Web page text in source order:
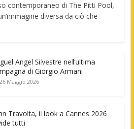
contemporaneo di The Pitti Pool,
diversa da ciò che
Angel Silvestre nell’ultima
di Giorgio Armani
26 Maggio 2026
Travolta, il look a Cannes 2026
tutti